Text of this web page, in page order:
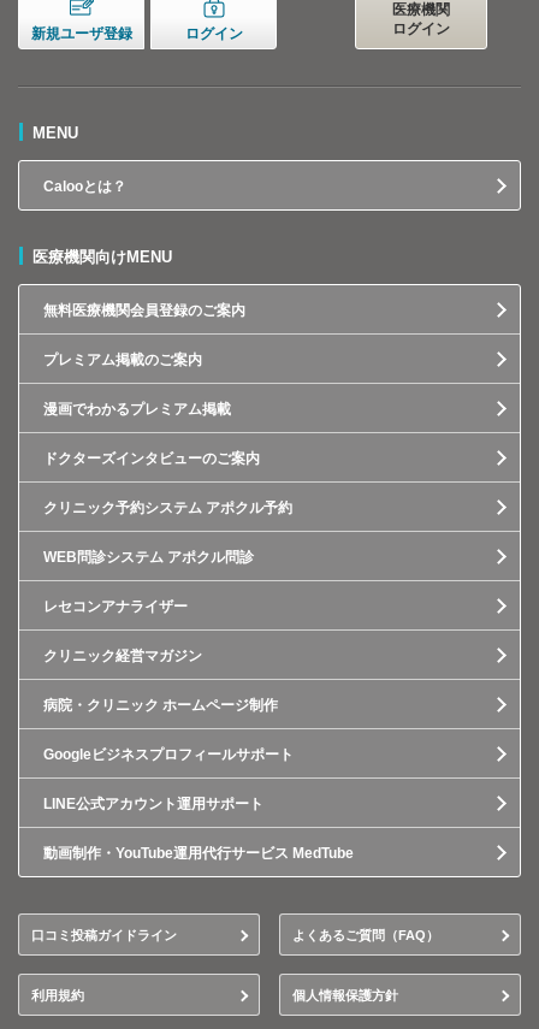
新規ユーザ登録 ログイン
医療機関
ログイン
MENU
Calooとは？
医療機関向けMENU
無料医療機関会員登録のご案内
プレミアム掲載のご案内
漫画でわかるプレミアム掲載
ドクターズインタビューのご案内
クリニック予約システム アポクル予約
WEB問診システム アポクル問診
レセコンアナライザー
クリニック経営マガジン
病院・クリニック ホームページ制作
Googleビジネスプロフィールサポート
LINE公式アカウント運用サポート
動画制作・YouTube運用代行サービス MedTube
口コミ投稿ガイドライン よくあるご質問（FAQ）
利用規約 個人情報保護方針